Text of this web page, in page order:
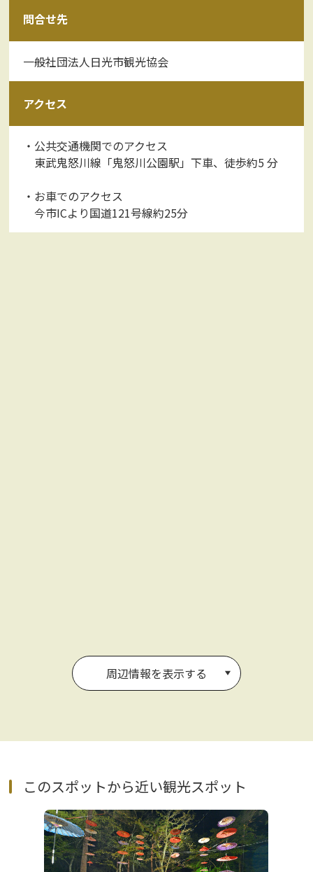
問合せ先
一般社団法人日光市観光協会
アクセス
・公共交通機関でのアクセス
東武鬼怒川線「鬼怒川公園駅」下車、徒歩約5 分
・お車でのアクセス
今市ICより国道121号線約25分
周辺情報を表示する
このスポットから近い観光スポット